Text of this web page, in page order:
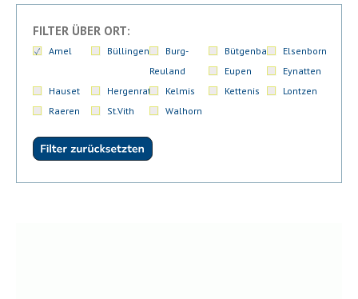
FILTER ÜBER ORT:
Amel Büllingen
Burg-
Reuland
Bütgenbach
Elsenborn
Eupen
Eynatten
Hauset
Hergenrath Kelmis Kettenis
Lontzen
Raeren
St.Vith Walhorn